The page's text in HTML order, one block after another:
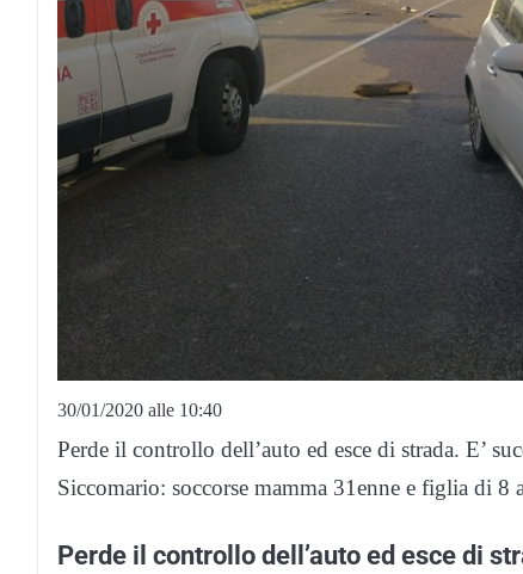
30/01/2020 alle 10:40
Perde il controllo dell’auto ed esce di strada. E’
Siccomario: soccorse mamma 31enne e figlia di 8
Perde il controllo dell’auto ed esce di